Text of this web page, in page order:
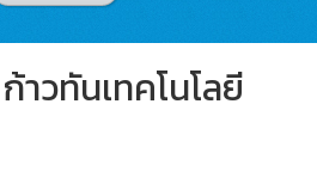
วทันเทคโนโลยี